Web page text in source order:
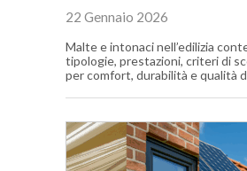
22 Gennaio 2026
Malte e intonaci nell’edilizia
tipologie, prestazioni, criteri di
per comfort, durabilità e qualità